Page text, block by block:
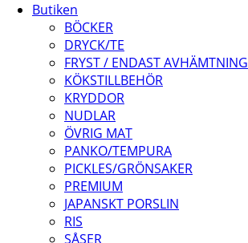
Butiken
BÖCKER
DRYCK/TE
FRYST / ENDAST AVHÄMTNING
KÖKSTILLBEHÖR
KRYDDOR
NUDLAR
ÖVRIG MAT
PANKO/TEMPURA
PICKLES/GRÖNSAKER
PREMIUM
JAPANSKT PORSLIN
RIS
SÅSER